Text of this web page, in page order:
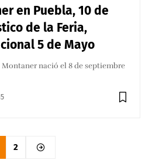
en Puebla, 10 de
de la Feria,
5 de Mayo
nació el 8 de septiembre
2